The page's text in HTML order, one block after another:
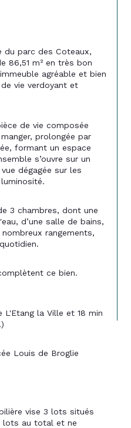
du parc des Coteaux,
86,51 m² en très bon
agréable et bien
vie verdoyant et
de vie composée
prolongée par
formant un espace
s’ouvre sur un
dégagée sur les
3 chambres, dont une
d’une salle de bains,
rangements,
ce bien.
L'Etang la Ville et 18 min
Louis de Broglie
vise 3 lots situés
lots au total et ne